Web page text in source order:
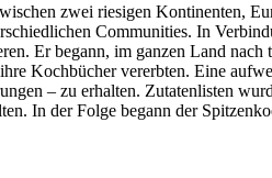
zwei riesigen Kontinenten,
Communities. In
Er begann, im ganzen Land
Kochbücher vererbten. Eine
– zu erhalten. Zutatenlisten
In der Folge begann der